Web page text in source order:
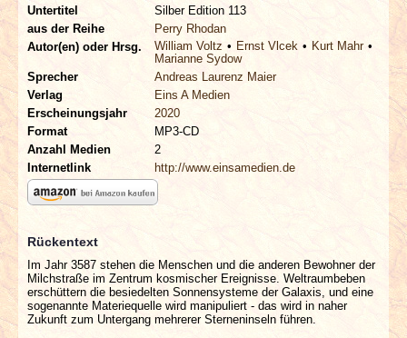
REDAKTION
LINKS
ARCHIV
Untertitel
Silber Edition 113
aus der Reihe
Perry Rhodan
Autor(en) oder Hrsg.
William Voltz Ernst Vlcek
Kurt Mahr
Marianne Sydow
Sprecher
Andreas Laurenz Maier
Verlag
Eins A Medien
Erscheinungsjahr
2020
Format
MP3-CD
Anzahl Medien
2
Internetlink
http://www.einsamedien.de
Rückentext
Im Jahr 3587 stehen die Menschen und die anderen Bewohner der
Milchstraße im Zentrum kosmischer Ereignisse. Weltraumbeben
erschüttern die besiedelten Sonnensysteme der Galaxis, und eine
sogenannte Materiequelle wird manipuliert - das wird in naher
Zukunft zum Untergang mehrerer Sterneninseln führen.